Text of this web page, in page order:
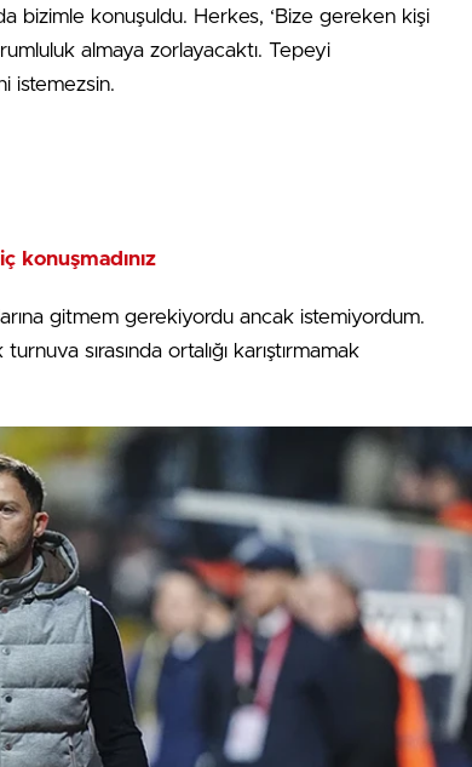
bizimle konuşuldu. Herkes, ‘Bize gereken kişi
almaya zorlayacaktı. Tepeyi
istemezsin.
konuşmadınız
gitmem gerekiyordu ancak istemiyordum.
sırasında ortalığı karıştırmamak